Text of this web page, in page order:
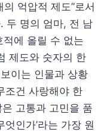
억압적 제도”로서
두 명의 엄마, 전 남
에 올릴 수 없는
제도와 숫자의 한
이는 인물과 상황
조건 사랑해야 한
고통과 고민을 품
인가’라는 가장 원